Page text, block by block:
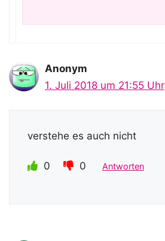
Anonym
1. Juli 2018 um 21:55 Uhr
verstehe es auch nicht
0 0 Antworten